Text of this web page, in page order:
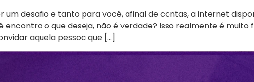
desafio e tanto para você, afinal de contas, a internet
o que deseja, não é verdade? Isso realmente é
aquela pessoa que […]